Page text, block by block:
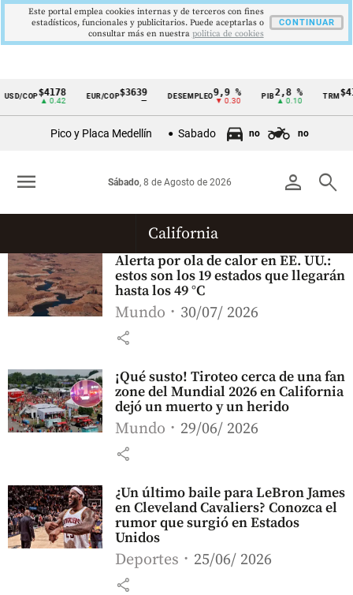
Cintillo
Colombia
COP$4178
▲ 0.42
EUR/COP$3639
—
DESEMPLEO9,9 %
▼ 0.30
PIB 2,8 %
▲ 0.10
TRM
Pico y Placa Medellín Sabado no no
person search
Sábado, 8 de Agosto de 2026
menu
California
Alerta por ola de calor en EE. UU.:
estos son los 19 estados que llegarán
hasta los 49 °C
Mundo 30/07/ 2026
share
¡Qué susto! Tiroteo cerca de una fan
zone del Mundial 2026 en California
dejó un muerto y un herido
Mundo 29/06/ 2026
share
¿Un último baile para LeBron James
en Cleveland Cavaliers? Conozca el
rumor que surgió en Estados
Unidos
Deportes 25/06/ 2026
share
Este portal emplea cookies internas y de terceros con fines
estadísticos, funcionales y publicitarios. Puede aceptarlas o
consultar más en nuestra politica de cookies
CONTINUAR